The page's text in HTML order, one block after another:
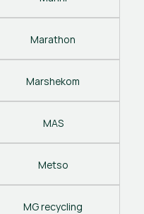
Marathon
Marshekom
MAS
Metso
MG recycling